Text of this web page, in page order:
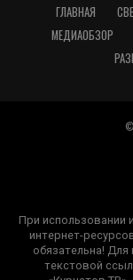
ГЛАВНАЯ
МЕДИАОБЗОР
При использовании
интернет-
обязательна!
текстовой